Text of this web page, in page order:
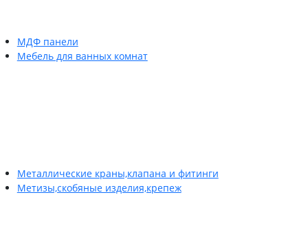
МДФ панели
Мебель для ванных комнат
Металлические краны,клапана и фитинги
Метизы,скобяные изделия,крепеж